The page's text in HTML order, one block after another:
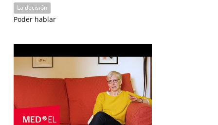
La decisión
Poder hablar